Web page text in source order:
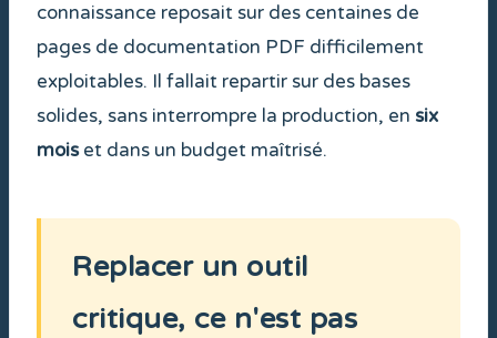
connaissance reposait sur des centaines de
pages de documentation PDF difficilement
exploitables. Il fallait repartir sur des bases
solides, sans interrompre la production, en six
moiset dans un budget maîtrisé.
Replacer un outil
critique, ce n'est pas